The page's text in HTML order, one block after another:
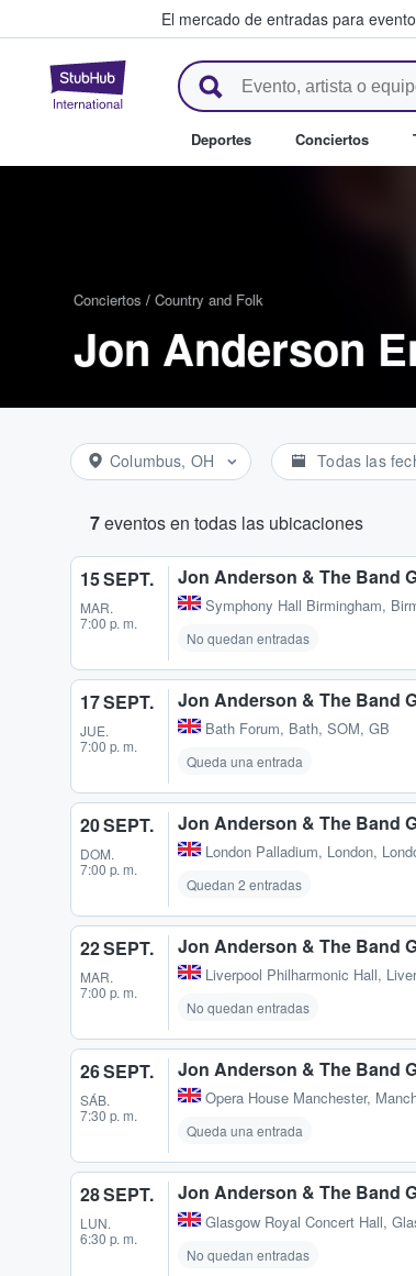
El mercado de entradas para
StubHub: compra y
Deportes Conciertos
Conciertos / Country and Folk
Jon Anderson
Columbus, OH Todas las
7eventos en todas las ubicaciones
15 SEPT.
MAR.
7:00 p. m.
Jon Anderson & The Band
Symphony Hall Birmingham,
No quedan entradas
17 SEPT.
JUE.
7:00 p. m.
Jon Anderson & The Band
Bath Forum, Bath, SOM, GB
Queda una entrada
20 SEPT.
DOM.
7:00 p. m.
Jon Anderson & The Band
London Palladium, London,
Quedan 2 entradas
22 SEPT.
MAR.
7:00 p. m.
Jon Anderson & The Band
Liverpool Philharmonic Hall,
No quedan entradas
26 SEPT.
SÁB.
7:30 p. m.
Jon Anderson & The Band
Opera House Manchester,
Queda una entrada
28 SEPT.
LUN.
6:30 p. m.
Jon Anderson & The Band
Glasgow Royal Concert Hall,
No quedan entradas